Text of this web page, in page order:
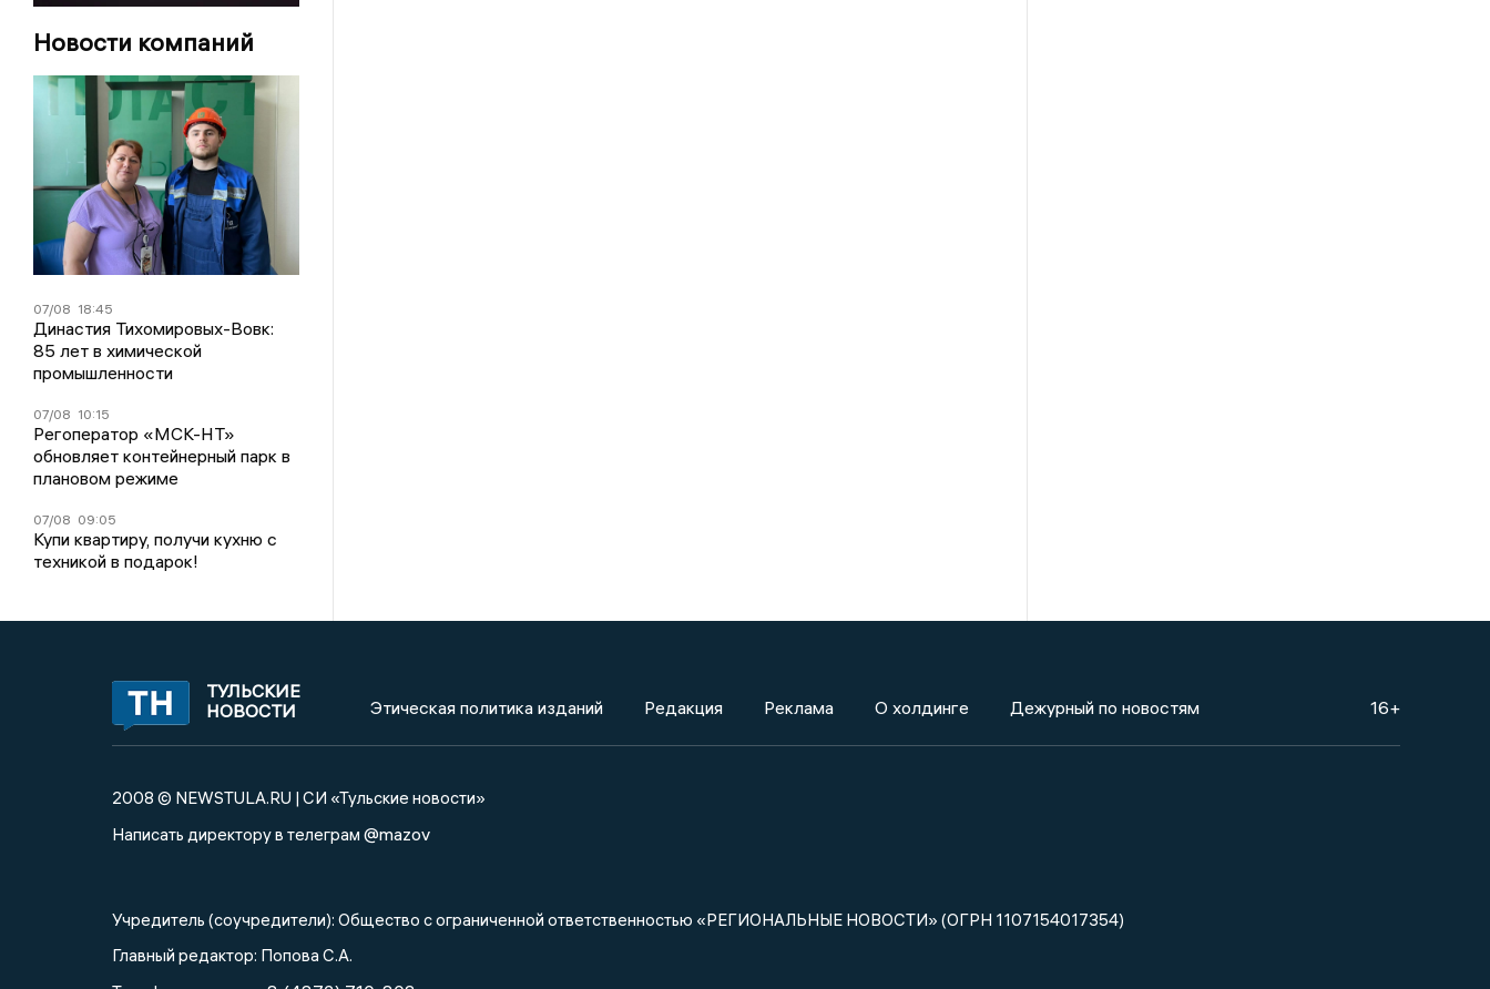
Новости компаний
07/08 18:45
Династия Тихомировых-Вовк:
85 лет в химической
промышленности
07/08 10:15
Регоператор «МСК-НТ»
обновляет контейнерный парк в
плановом режиме
07/08 09:05
Купи квартиру, получи кухню с
техникой в подарок!
ТУЛЬСКИЕ
НОВОСТИ
Этическая политика изданий Редакция Реклама О холдинге Дежурный по новостям 16+
2008 © NEWSTULA.RU | СИ «Тульские новости»
Написать директору в телеграм @mazov
Учредитель (соучредители): Общество с ограниченной ответственностью «РЕГИОНАЛЬНЫЕ НОВОСТИ» (ОГРН 1107154017354)
Главный редактор: Попова С.А.